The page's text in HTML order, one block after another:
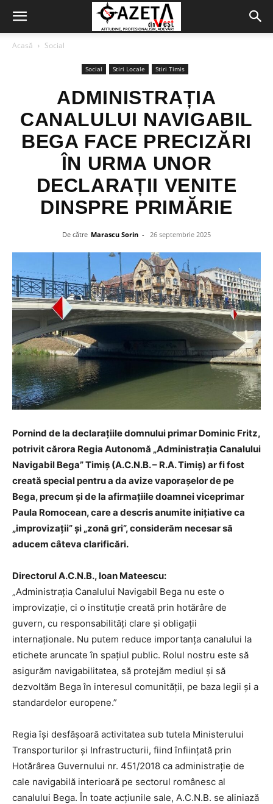
Acasă Social
Social Stiri Locale Stiri Timis
ADMINISTRAȚIA
CANALULUI NAVIGABIL
BEGA FACE PRECIZĂRI
ÎN URMA UNOR
DECLARAȚII VENITE
DINSPRE PRIMĂRIE
De către Marascu Sorin - 26 septembrie 2025
Pornind de la declarațiile domnului primar Dominic Fritz,
potrivit cărora Regia Autonomă „Administrația Canalului
Navigabil Bega” Timiș (A.C.N.B. – R.A. Timiș) ar fi fost
creată special pentru a da avize vaporașelor de pe
Bega, precum și de la afirmațiile doamnei viceprimar
Paula Romocean, care a descris anumite inițiative ca
„improvizații” și „zonă gri”, considerăm necesar să
aducem câteva clarificări.
Directorul A.C.N.B., Ioan Mateescu:
„Administrația Canalului Navigabil Bega nu este o
improvizație, ci o instituție creată prin hotărâre de
guvern, cu responsabilități clare și obligații
internaționale. Nu putem reduce importanța canalului la
etichete aruncate în spațiul public. Rolul nostru este să
asigurăm navigabilitatea, să protejăm mediul și să
dezvoltăm Bega în interesul comunității, pe baza legii și a
standardelor europene.”
Regia își desfășoară activitatea sub tutela Ministerului
Transporturilor și Infrastructurii, fiind înființată prin
Hotărârea Guvernului nr. 451/2018 ca administrație de
cale navigabilă interioară pe sectorul românesc al
canalului Bega. În toate acțiunile sale, A.C.N.B. se aliniază